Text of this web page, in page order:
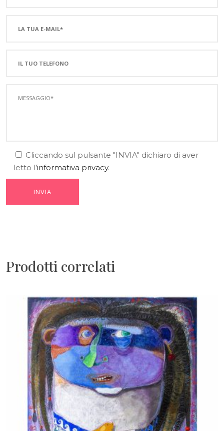
Cliccando sul pulsante "INVIA" dichiaro di aver
letto l’informativa privacy.
Prodotti correlati